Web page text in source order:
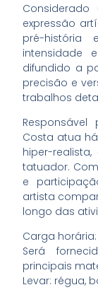
expressão
pré-história
intensidade
difundido a
precisão e
trabalhos
Costa atua
hiper-
tatuador.
e
artista
longo das
Carga
Será
principais
Levar: régua,